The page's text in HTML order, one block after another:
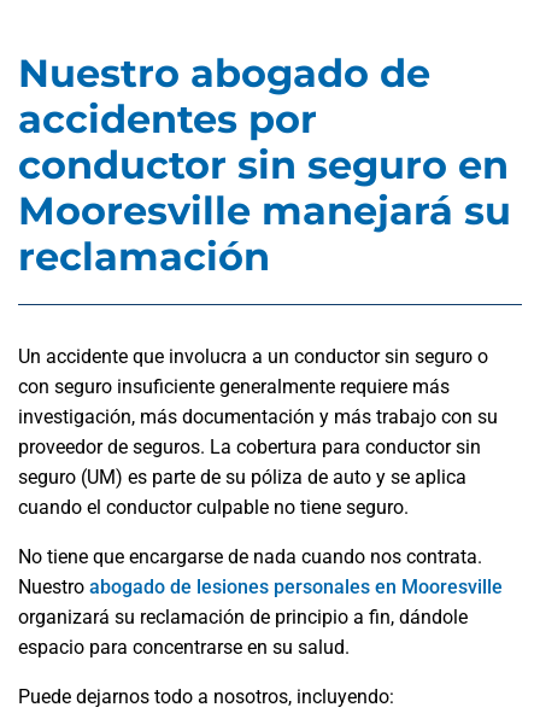
Nuestro abogado de
accidentes por
conductor sin seguro en
Mooresville manejará su
reclamación
Un accidente que involucra a un conductor sin seguro o
con seguro insuficiente generalmente requiere más
investigación, más documentación y más trabajo con su
proveedor de seguros. La cobertura para conductor sin
seguro (UM) es parte de su póliza de auto y se aplica
cuando el conductor culpable no tiene seguro.
No tiene que encargarse de nada cuando nos contrata.
Nuestro abogado de lesiones personales en Mooresville
organizará su reclamación de principio a fin, dándole
espacio para concentrarse en su salud.
Puede dejarnos todo a nosotros, incluyendo: